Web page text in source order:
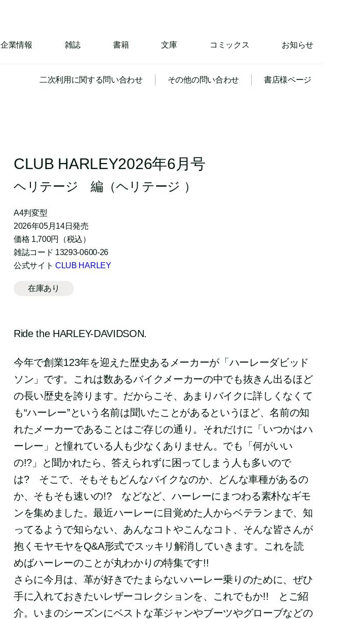
企業情報 雑誌 書籍 文庫 コミックス お知らせ
二次利用に関する問い合わせ その他の問い合わせ 書店様ページ
CLUB HARLEY2026年6月号
ヘリテージ 編 （ヘリテージ ）
A4判変型
2026年05月14日発売
価格 1,700円（税込）
雑誌コード 13293-0600-26
公式サイトCLUB HARLEY
在庫あり
Ride the HARLEY-DAVIDSON.
今年で創業123年を迎えた歴史あるメーカーが「ハーレーダビッド
ソン」です。これは数あるバイクメーカーの中でも抜きん出るほど
の長い歴史を誇ります。だからこそ、あまりバイクに詳しくなくて
も“ハーレー”という名前は聞いたことがあるというほど、名前の知
れたメーカーであることはご存じの通り。それだけに「いつかはハ
ーレー」と憧れている人も少なくありません。でも「何がいい
の!?」と聞かれたら、答えられずに困ってしまう人も多いので
は? そこで、そもそもどんなバイクなのか、どんな車種があるの
か、そもそも速いの!? などなど、ハーレーにまつわる素朴なギモ
ンを集めました。最近ハーレーに目覚めた人からベテランまで、知
ってるようで知らない、あんなコトやこんなコト、そんな皆さんが
抱くモヤモヤをQ&A形式でスッキリ解消していきます。これを読
めばハーレーのことが丸わかりの特集です!!
さらに今月は、革が好きでたまらないハーレー乗りのために、ぜひ
手に入れておきたいレザーコレクションを、これでもか!! とご紹
介。いまのシーズンにベストな革ジャンやブーツやグローブなどの